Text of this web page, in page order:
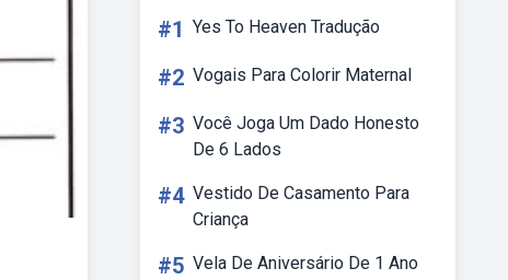
#1 Yes To Heaven Tradução
#2 Vogais Para Colorir Maternal
#3 Você Joga Um Dado Honesto
De 6 Lados
#4 Vestido De Casamento Para
Criança
#5 Vela De Aniversário De 1 Ano